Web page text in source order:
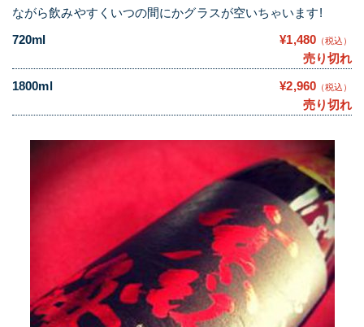
ながら飲みやすくいつの間にかグラスが空いちゃいます!
720ml
¥1,480 （税込）
売り切れ
1800ml
¥2,960 （税込）
売り切れ